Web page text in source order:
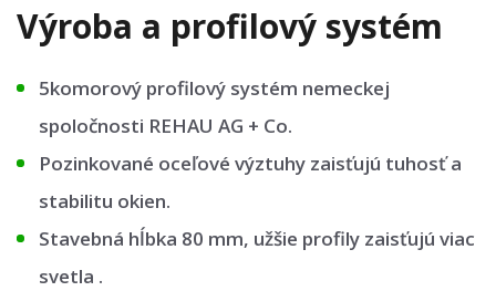
Výroba a profilový systém
5komorový profilový systém nemeckej
spoločnosti REHAU AG + Co.
Pozinkované oceľové výztuhy zaisťujú tuhosť a
stabilitu okien.
Stavebná hĺbka 80 mm, užšie profily zaisťujú viac
svetla .